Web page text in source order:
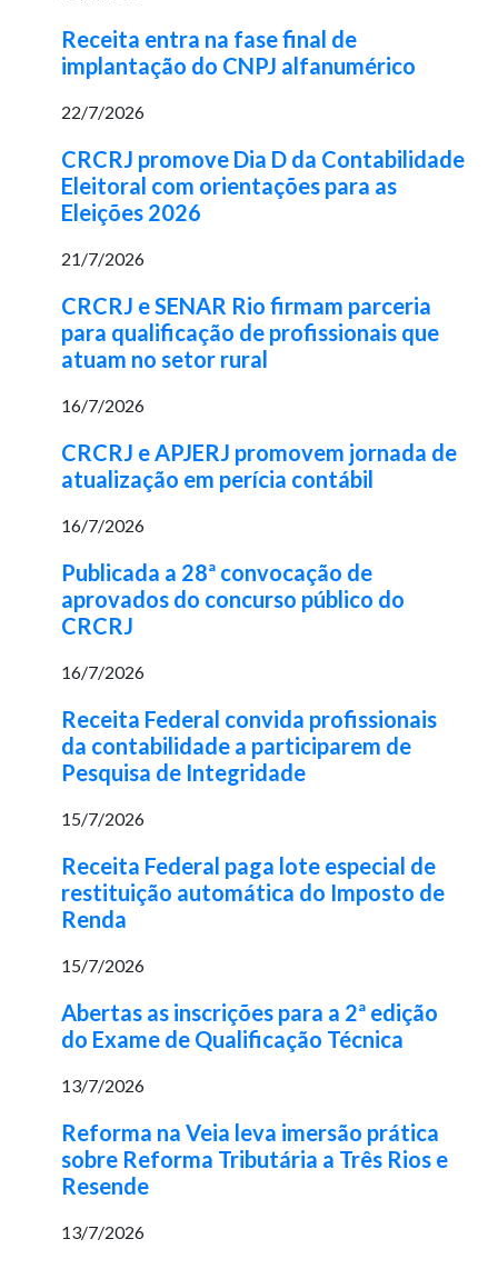
Receita entra na fase final de
implantação do CNPJ alfanumérico
22/7/2026
CRCRJ promove Dia D da Contabilidade
Eleitoral com orientações para as
Eleições 2026
21/7/2026
CRCRJ e SENAR Rio firmam parceria
para qualificação de profissionais que
atuam no setor rural
16/7/2026
CRCRJ e APJERJ promovem jornada de
atualização em perícia contábil
16/7/2026
Publicada a 28ª convocação de
aprovados do concurso público do
CRCRJ
16/7/2026
Receita Federal convida profissionais
da contabilidade a participarem de
Pesquisa de Integridade
15/7/2026
Receita Federal paga lote especial de
restituição automática do Imposto de
Renda
15/7/2026
Abertas as inscrições para a 2ª edição
do Exame de Qualificação Técnica
13/7/2026
Reforma na Veia leva imersão prática
sobre Reforma Tributária a Três Rios e
Resende
13/7/2026